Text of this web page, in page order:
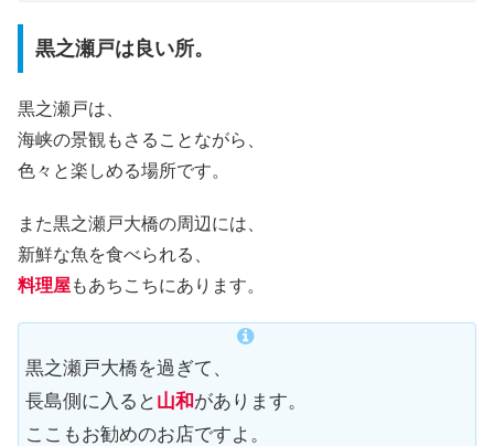
黒之瀬戸は良い所。
黒之瀬戸は、
海峡の景観もさることながら、
色々と楽しめる場所です。
また黒之瀬戸大橋の周辺には、
新鮮な魚を食べられる、
料理屋もあちこちにあります。
黒之瀬戸大橋を過ぎて、
長島側に入ると 山和があります。
ここもお勧めのお店ですよ。